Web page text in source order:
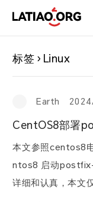
标签 › Linux
Earth
CentOS8部署
本文参照centos8
ntos8 启动
详细和认真，本文仅复现。 本次环境OS： 1.修改